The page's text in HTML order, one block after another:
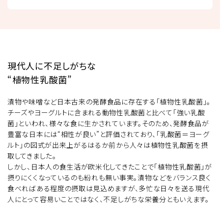
現代人に不足しがちな
“植物性乳酸菌”
漬物や味噌など日本古来の発酵食品に存在する「植物性乳酸菌」。
チーズやヨーグルトに含まれる動物性乳酸菌と比べて「強い乳酸
菌」といわれ、様々な食に生かされています。そのため、発酵食品が
豊富な日本には“相性が良い”と評価されており、「乳酸菌＝ヨーグ
ルト」の図式が出来上がるはるか前から人々は植物性乳酸菌を摂
取してきました。
しかし、日本人の食生活が欧米化してきたことで「植物性乳酸菌」が
摂りにくくなっているのも紛れも無い事実。漬物などをバランス良く
食べればある程度の摂取は見込めますが、多忙な日々を送る現代
人にとって容易いことではなく、不足しがちな栄養分ともいえます。